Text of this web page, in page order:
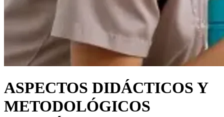
ASPECTOS DIDÁCTICOS Y
METODOLÓGICOS